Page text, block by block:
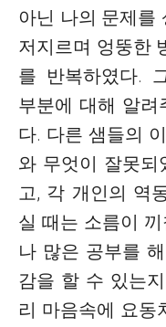
아닌 나의 문제를
저지르며 엉뚱한
를 반복하였다.
부분에 대해 알려
다. 다른 샘들의
와 무엇이 잘못되
고, 각 개인의 역
실 때는 소름이
나 많은 공부를
감을 할 수 있는
리 마음속에 요동